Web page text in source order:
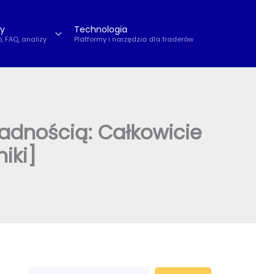
FAQ, analizy
Technologia
Platformy i narzędzia dla traderów
Całkowicie